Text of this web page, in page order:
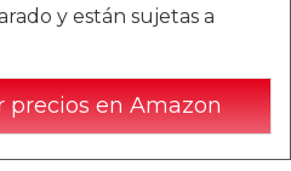
y están sujetas a
precios en Amazon